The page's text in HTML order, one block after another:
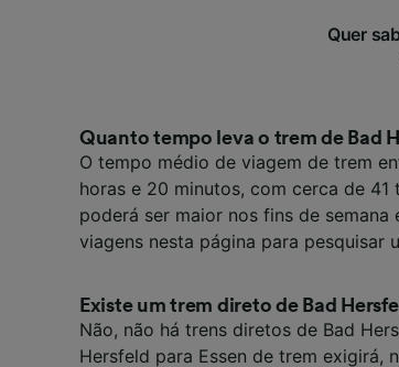
Quer
Quanto tempo leva o trem de Bad
O tempo médio de viagem de trem
horas e 20 minutos, com cerca de
poderá ser maior nos fins de
viagens nesta página para pesquisar
Existe um trem direto de Bad
Não, não há trens diretos de Bad
Hersfeld para Essen de trem exigirá,